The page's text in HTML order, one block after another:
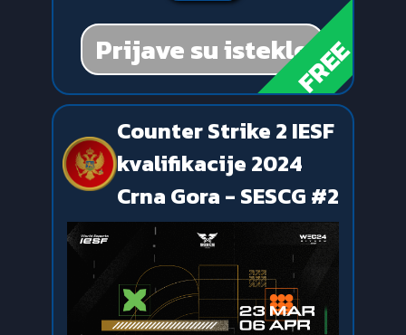
Prijave su istekleFREE
Counter Strike 2 IESF
kvalifikacije 2024
Crna Gora - SESCG #2